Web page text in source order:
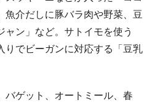
魚介だしに豚バラ肉や野菜、豆
ャン」など。サトイモを使う
りでビーガンに対応する「豆乳
ゲット、オートミール、春